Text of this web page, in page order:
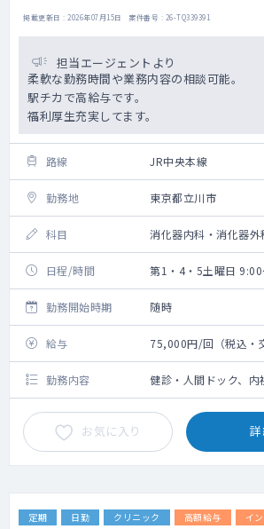
掲載更新日 : 2026年07月15日 案件番号 : 26-TQ339391
担当エージェントより
柔軟な勤務時間や業務内容の相談可能。
駅チカで高給与です。
福利厚生充実してます。
路線 JR中央本線
勤務地 東京都立川市
科目 消化器内科・消化器外
日程/時間 第1・4・5土曜日
勤務開始時期 随時
給与 75,000円/回（税込・
勤務内容 健診・人間ドック、
お気に入り
定期 日勤 クリニック 高額給与
イ